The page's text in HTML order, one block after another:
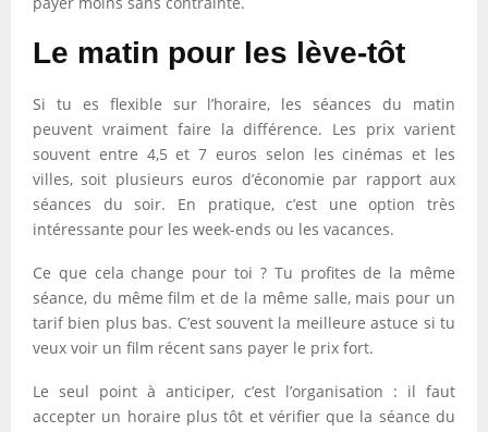
Le matin pour les lève-tôt
Si tu es flexible sur l’horaire, les séances du matin
peuvent vraiment faire la différence. Les prix varient
souvent entre 4,5 et 7 euros selon les cinémas et les
villes, soit plusieurs euros d’économie par rapport aux
séances du soir. En pratique, c’est une option très
intéressante pour les week-ends ou les vacances.
Ce que cela change pour toi ? Tu profites de la même
séance, du même film et de la même salle, mais pour un
tarif bien plus bas. C’est souvent la meilleure astuce si tu
veux voir un film récent sans payer le prix fort.
Le seul point à anticiper, c’est l’organisation : il faut
accepter un horaire plus tôt et vérifier que la séance du